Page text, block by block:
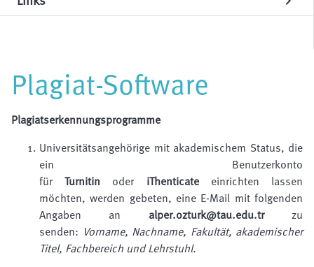
Plagiat-Software
Plagiatserkennungsprogramme
Universitätsangehörige mit akademischem Status, die
ein Benutzerkonto
fürTurnitin oder iThenticateeinrichten lassen
möchten, werden gebeten, eine E-Mail mit folgenden
Angaben an alper.ozturk@tau.edu.trzu
senden: Vorname, Nachname, Fakultät, akademischer
Titel, Fachbereich und Lehrstuhl.